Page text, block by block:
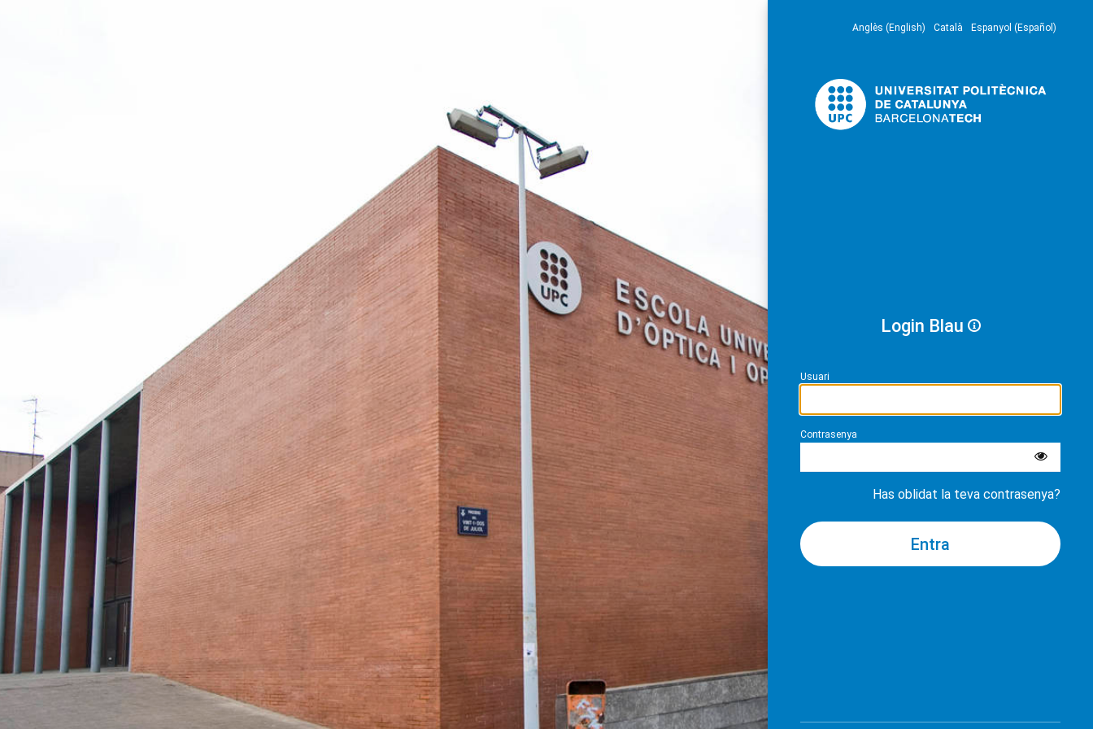
Anglès (English) Català Espanyol (Español)
Login Blau
Usuari
Contrasenya
Has oblidat la teva contrasenya?